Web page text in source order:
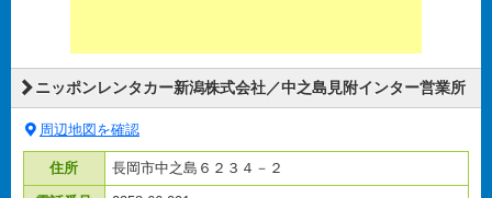
ニッポンレンタカー新潟株式会社／中之島見附インター営業所
周辺地図を確認
住所 長岡市中之島６２３４－２